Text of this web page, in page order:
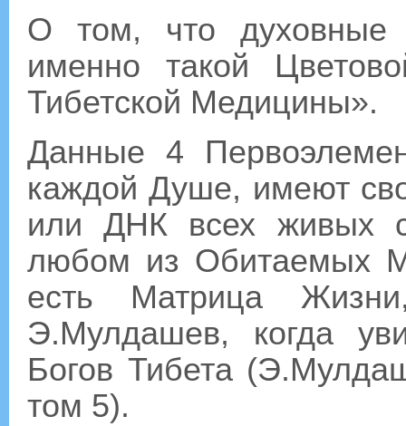
О том, что духовные
именно такой
Тибетской Медицины».
Данные 4
каждой Душе, имеют
или ДНК всех живых
любом из Обитаемых
есть Матрица
Э.Мулдашев, когда
Богов Тибета
том 5).